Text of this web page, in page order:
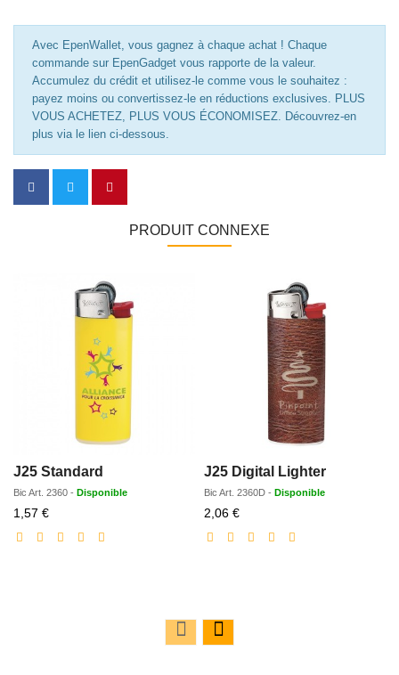
Avec EpenWallet, vous gagnez à chaque achat ! Chaque
commande sur EpenGadget vous rapporte de la valeur.
Accumulez du crédit et utilisez-le comme vous le souhaitez :
payez moins ou convertissez-le en réductions exclusives. PLUS
VOUS ACHETEZ, PLUS VOUS ÉCONOMISEZ. Découvrez-en
plus via le lien ci-dessous.
PRODUIT CONNEXE
J25 Standard
Bic Art. 2360 - Disponible
1,57 €Prix
réduit
J25 Digital Lighter
Bic Art. 2360D - Disponible
2,06 €Prix
réduit